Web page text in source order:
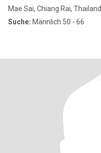
Mae Sai, Chiang Rai, Thailand
Suche: Männlich 50 - 66